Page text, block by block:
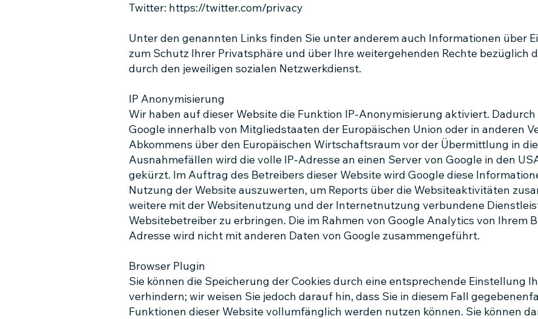
Twitter: https://twitter.com/privacy
Unter den genannten Links finden Sie unter anderem auch Informationen über
zum Schutz Ihrer Privatsphäre und über Ihre weitergehenden Rechte bezüglich
durch den jeweiligen sozialen Netzwerkdienst.
IP Anonymisierung
Wir haben auf dieser Website die Funktion IP-Anonymisierung aktiviert.
Google innerhalb von Mitgliedstaaten der Europäischen Union oder in anderen
Abkommens über den Europäischen Wirtschaftsraum vor der Übermittlung in
Ausnahmefällen wird die volle IP-Adresse an einen Server von Google in den
gekürzt. Im Auftrag des Betreibers dieser Website wird Google diese
Nutzung der Website auszuwerten, um Reports über die Websiteaktivitäten
weitere mit der Websitenutzung und der Internetnutzung verbundene
Websitebetreiber zu erbringen. Die im Rahmen von Google Analytics von Ihrem
Adresse wird nicht mit anderen Daten von Google zusammengeführt.
Browser Plugin
Sie können die Speicherung der Cookies durch eine entsprechende Einstellung
verhindern; wir weisen Sie jedoch darauf hin, dass Sie in diesem Fall
Funktionen dieser Website vollumfänglich werden nutzen können. Sie können